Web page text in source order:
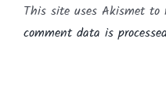
This site uses Akismet to
comment data is